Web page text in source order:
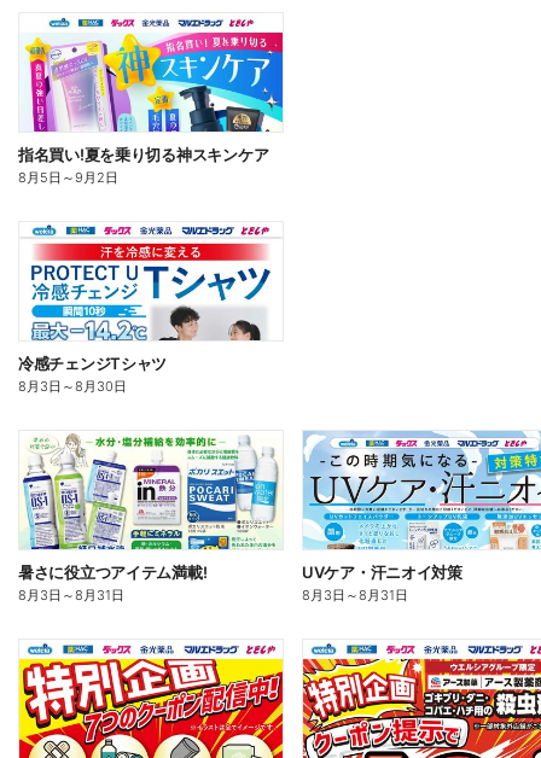
指名買い!夏を乗り切る神スキンケア
8月5日 ～9月2日
冷感チェンジTシャツ
8月3日 ～8月30日
暑さに役立つアイテム満載!
8月3日 ～8月31日
UVケア・汗ニオイ対策
8月3日 ～8月31日